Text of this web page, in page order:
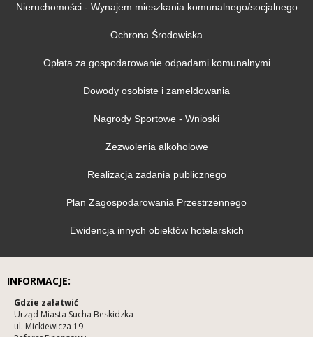
Nieruchomości - Wynajem mieszkania komunalnego/socjalnego
Ochrona Środowiska
Opłata za gospodarowanie odpadami komunalnymi
Dowody osobiste i zameldowania
Nagrody Sportowe - Wnioski
Zezwolenia alkoholowe
Realizacja zadania publicznego
Plan Zagospodarowania Przestrzennego
Ewidencja innych obiektów hotelarskich
INFORMACJE:
Gdzie załatwić
Urząd Miasta Sucha Beskidzka
ul. Mickiewicza 19